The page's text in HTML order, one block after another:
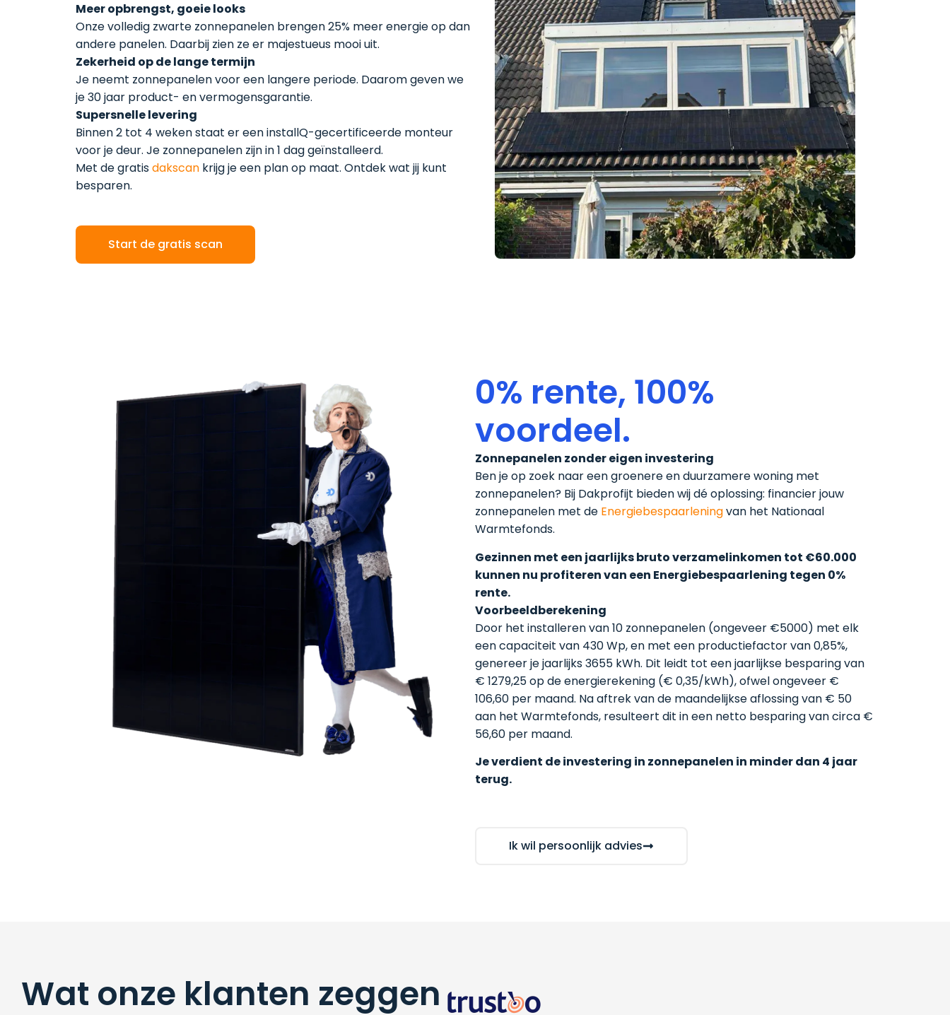
‍Meer opbrengst, goeie looks
Onze volledig zwarte zonnepanelen brengen 25% meer energie op dan
andere panelen. Daarbij zien ze er majestueus mooi uit.
‍Zekerheid op de lange termijn
Je neemt zonnepanelen voor een langere periode. Daarom geven we
je 30 jaar product- en vermogensgarantie.
‍Supersnelle levering
Binnen 2 tot 4 weken staat er een installQ-gecertificeerde monteur
voor je deur. Je zonnepanelen zijn in 1 dag geïnstalleerd.
Met de gratisdakscan krijg je een plan op maat. Ontdek wat jij kunt
besparen.
Start de gratis scan
0% rente, 100%
voordeel.
Zonnepanelen zonder eigen investering
Ben je op zoek naar een groenere en duurzamere woning met
zonnepanelen? Bij Dakprofijt bieden wij dé oplossing: financier jouw
zonnepanelen met de Energiebespaarleningvan het Nationaal
Warmtefonds.
Gezinnen met een jaarlijks bruto verzamelinkomen tot €60.000
kunnen nu profiteren van een Energiebespaarlening tegen 0%
rente.
Voorbeeldberekening
Door het installeren van 10 zonnepanelen (ongeveer €5000) met elk
een capaciteit van 430 Wp, en met een productiefactor van 0,85%,
genereer je jaarlijks 3655 kWh. Dit leidt tot een jaarlijkse besparing van
€ 1279,25 op de energierekening (€ 0,35/kWh), ofwel ongeveer €
106,60 per maand. Na aftrek van de maandelijkse aflossing van € 50
aan het Warmtefonds, resulteert dit in een netto besparing van circa €
56,60 per maand.
Je verdient de investering in zonnepanelen in minder dan 4 jaar
terug.
Ik wil persoonlijk advies
Wat onze klanten zeggen